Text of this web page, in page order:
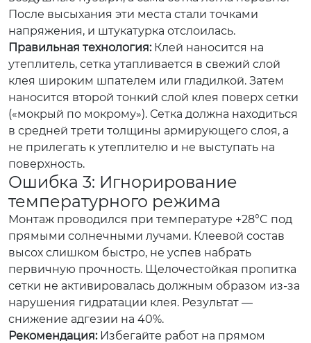
После высыхания эти места стали точками
напряжения, и штукатурка отслоилась.
Правильная технология:Клей наносится на
утеплитель, сетка утапливается в свежий слой
клея широким шпателем или гладилкой. Затем
наносится второй тонкий слой клея поверх сетки
(«мокрый по мокрому»). Сетка должна находиться
в средней трети толщины армирующего слоя, а
не прилегать к утеплителю и не выступать на
поверхность.
Ошибка 3: Игнорирование
температурного режима
Монтаж проводился при температуре +28°C под
прямыми солнечными лучами. Клеевой состав
высох слишком быстро, не успев набрать
первичную прочность. Щелочестойкая пропитка
сетки не активировалась должным образом из-за
нарушения гидратации клея. Результат —
снижение адгезии на 40%.
Рекомендация:Избегайте работ на прямом